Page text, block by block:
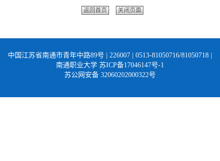
返回首页 关闭页面
中国江苏省南通市青年中路89号 | 226007 | 0513-81050716/81050718 |
南通职业大学 苏ICP备17046147号-1
苏公网安备 32060202000322号